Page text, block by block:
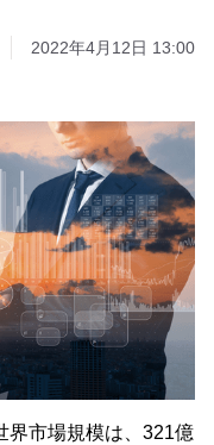
2022年4月12日 13:00
界市場規模は、321億